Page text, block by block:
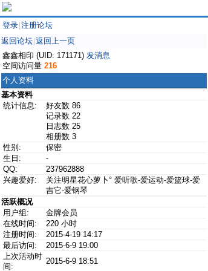
登录 注册论坛
返回论坛 返回上一页
鑫鑫相印 (UID: 171171) 发消息
空间访问量 216
个人资料
基本资料
统计信息:
好友数 86
记录数 22
日志数 25
相册数 3
性别:
保密
生日:
-
QQ:
237962888
兴趣爱好:
关注明星花心萝卜° 爱听歌-爱运动-爱篮球-爱
吉它-爱钢琴
活跃概况
用户组:
金牌会员
在线时间:
220 小时
注册时间:
2015-4-19 14:17
最后访问:
2015-6-9 19:00
上次活动时
间:
2015-6-9 18:51